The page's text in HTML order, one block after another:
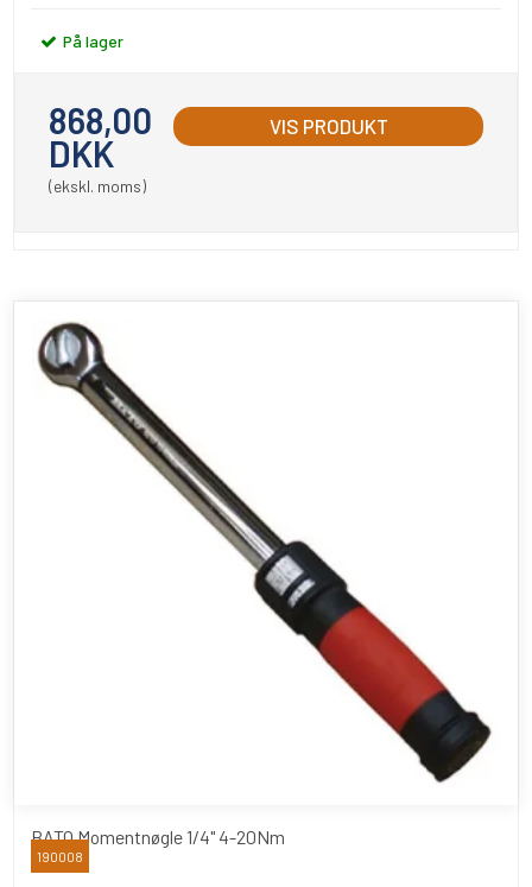
På lager
868,00
DKK
(ekskl. moms)
VIS PRODUKT
BATO Momentnøgle 1/4" 4-20Nm
BATO
190008